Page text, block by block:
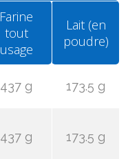
Farine
tout
usage
Lait (en
poudre)
437 g 173.5 g
437 g 173.5 g